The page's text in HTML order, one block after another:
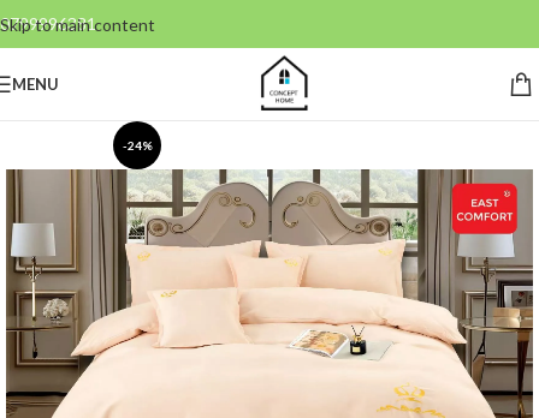
Skip to main content
0799996381
MENU
-24%